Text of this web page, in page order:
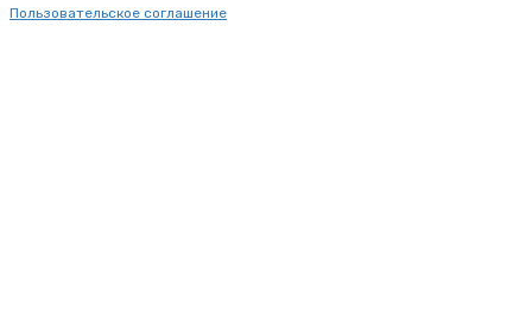
Пользовательское соглашение